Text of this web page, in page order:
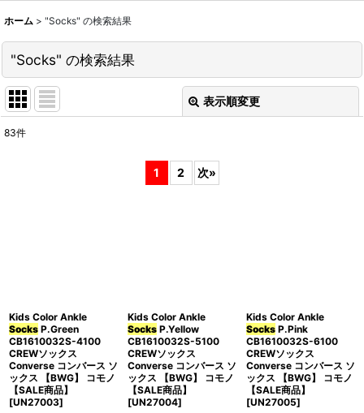
ホーム > "Socks" の検索結果
"Socks" の検索結果
表示順変更
83件
1 2 次»
Kids Color Ankle
Socks P.Green
CB1610032S-4100
CREWソックス
Converse コンバース ソ
ックス 【BWG】 コモノ
【SALE商品】
[UN27003]
Kids Color Ankle
SocksP.Yellow
CB1610032S-5100
CREWソックス
Converse コンバース ソ
ックス 【BWG】 コモノ
【SALE商品】
[UN27004]
Kids Color Ankle
SocksP.Pink
CB1610032S-6100
CREWソックス
Converse コンバース ソ
ックス 【BWG】 コモノ
【SALE商品】
[UN27005]